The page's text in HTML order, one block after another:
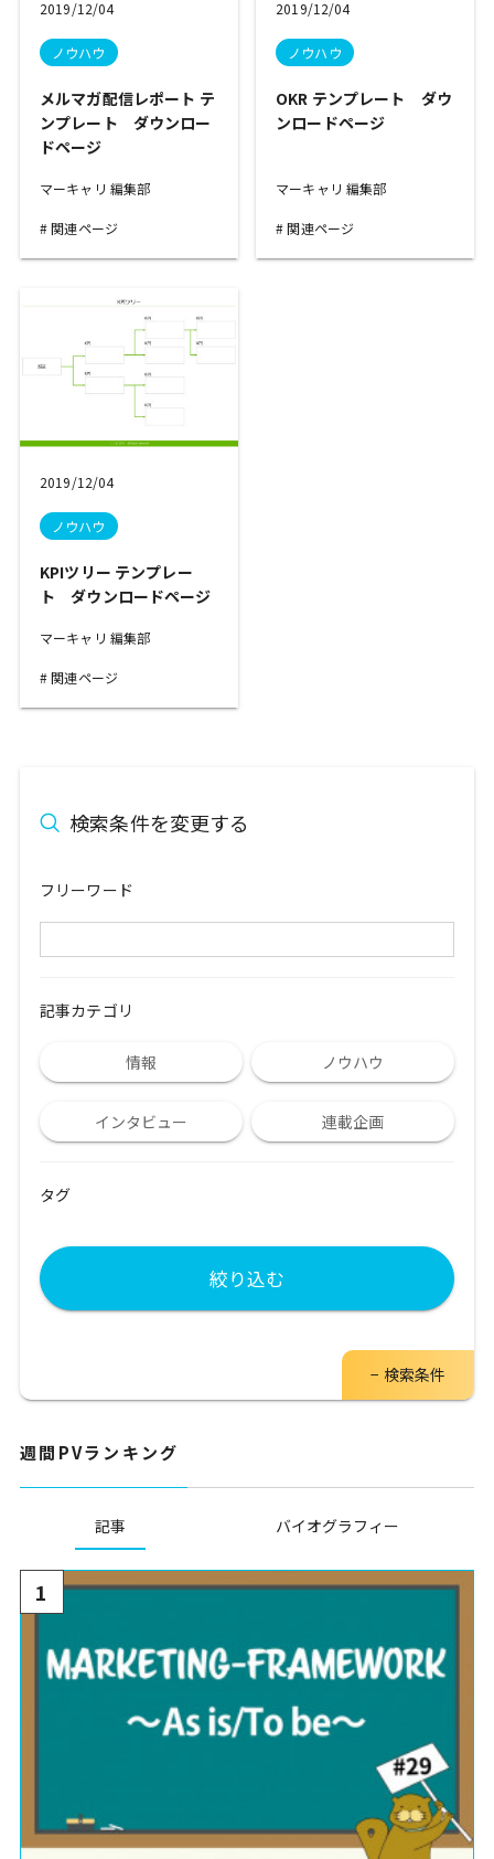
週間PVランキング
記事 バイオグラフィー
1
2019/12/04
ノウハウ
メルマガ配信レポート テ
ンプレート ダウンロー
ドページ
マーキャリ 編集部
関連ページ
2019/12/04
ノウハウ
OKR テンプレート ダウ
ンロードページ
マーキャリ 編集部
関連ページ
2019/12/04
ノウハウ
KPIツリー テンプレー
ト ダウンロードページ
マーキャリ 編集部
関連ページ
検索条件を変更する
フリーワード
記事カテゴリ
情報 ノウハウ
インタビュー 連載企画
タグ
絞り込む
検索条件